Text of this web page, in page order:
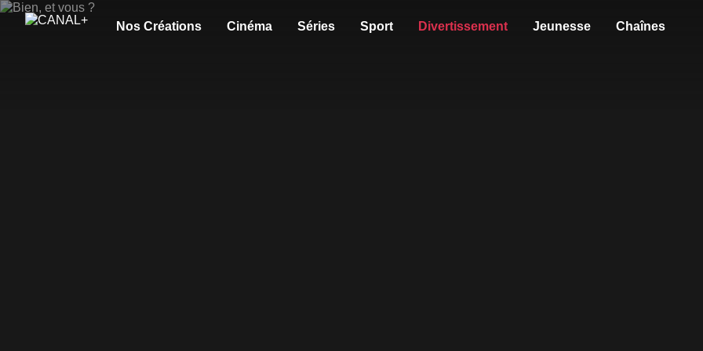
Nos Créations Cinéma Séries Sport Divertissement Jeunesse Chaînes